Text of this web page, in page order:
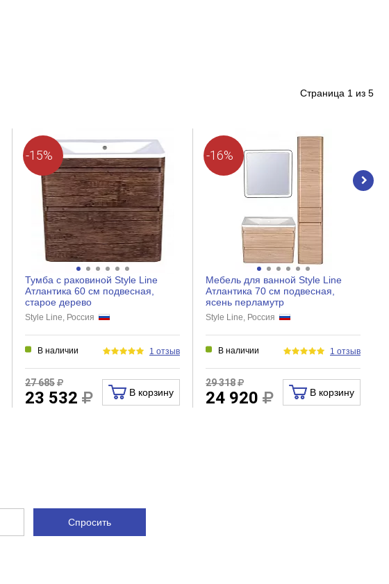
Страница 1 из 5
-15%
Тумба с раковиной Style Line
Атлантика 60 см подвесная,
старое дерево
Style Line, Россия
В наличии 1 отзыв
27 685
23 532 В корзину
-16%
Мебель для ванной Style Line
Атлантика 70 см подвесная,
ясень перламутр
Style Line, Россия
В наличии 1 отзыв
29 318
24 920 В корзину
Спросить